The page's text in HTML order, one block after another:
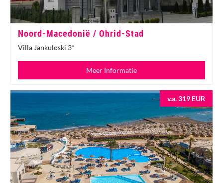
Noord-Macedonië / Ohrid-Stad
Villa Jankuloski 3*
Meer Informatie
v.a. 319 EUR